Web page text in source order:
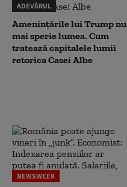
ADEVĂRUL
Amenințările lui Trump nu
mai sperie lumea. Cum
tratează capitalele lumii
retorica Casei Albe
NEWSWEEK